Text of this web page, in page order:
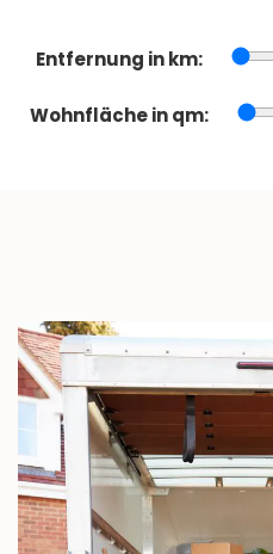
Entfernung in km:
Wohnfläche in qm: